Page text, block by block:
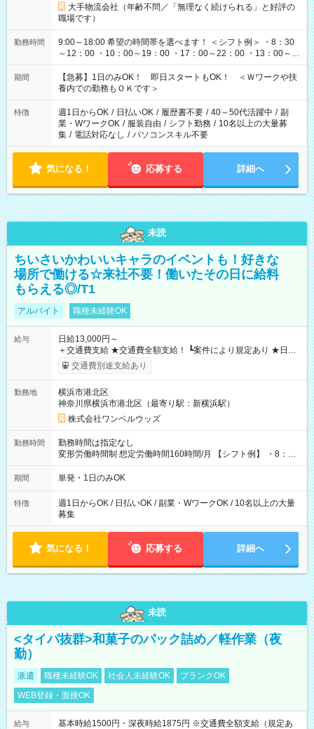
大手物流会社（年齢不問／「無理なく続けられる」と好評の
職場です）
勤務時間
9:00～18:00 希望の時間帯を選べます！ ＜シフト例＞ ・8：30
～12：00 ・10：00～19：00 ・17：00～22：00 ・13：00～
22：00 ・22：00～翌6：00 など
期間
【急募】1日のみOK！ 即日スタートもOK！ ＜Ｗワークや扶
養内での勤務もＯＫです＞
特徴 週1日からOK / 日払いOK / 履歴書不要 / 40～50代活躍中 / 副
業・WワークOK / 服装自由 / シフト勤務 / 10名以上の大量募
集 / 電話対応なし / パソコンスキル不要
気になる！ 応募する 詳細へ
未読
ちいさいかわいいキャラのイベントも！好きな
場所で働ける☆来社不要！働いたその日に給料
もらえる◎/T1
アルバイト 職種未経験OK
給与
日給13,000円～
＋交通費支給 ★交通費全額支給！ ┗案件により規定あり ★日払
いOK！（規定あり） ┗働いたその日に現金GET♪ お仕事後はコ
ンビニATMから 日払い分を引き落とせます！ 【試用期間】試
交通費別途支給あり
勤務地
横浜市港北区
神奈川県横浜市港北区（最寄り駅：新横浜駅）
株式会社ワンベルウッズ
勤務時間
勤務時間は指定なし
変形労働時間制 想定労働時間160時間/月 【シフト例】 ・8：00
～21：00
期間 単発・1日のみOK
特徴
週1日からOK / 日払いOK / 副業・WワークOK / 10名以上の大量
募集
気になる！ 応募する 詳細へ
未読
<タイパ抜群>和菓子のパック詰め／軽作業（夜
勤）
派遣 職種未経験OK 社会人未経験OK
ブランクOK
WEB登録・面接OK
給与
基本時給1500円・深夜時給1875円 ※交通費全額支給（規定あ